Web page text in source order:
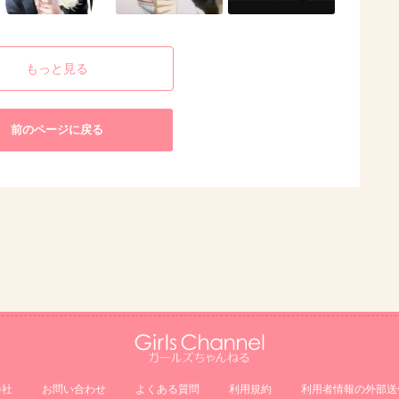
もっと見る
前のページに戻る
お問い合わせ よくある質問 利用規約 利⽤者情報の外部